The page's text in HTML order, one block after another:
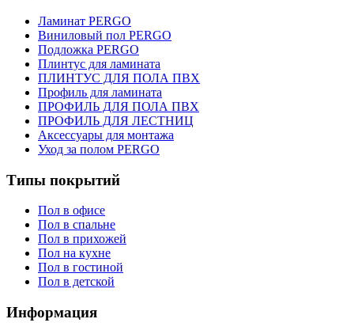
Ламинат PERGO
Виниловый пол PERGO
Подложка PERGO
Плинтус для ламината
ПЛИНТУС ДЛЯ ПОЛА ПВХ
Профиль для ламината
ПРОФИЛЬ ДЛЯ ПОЛА ПВХ
ПРОФИЛЬ ДЛЯ ЛЕСТНИЦ
Аксессуары для монтажа
Уход за полом PERGO
Типы покрытий
Пол в офисе
Пол в спальне
Пол в прихожей
Пол на кухне
Пол в гостиной
Пол в детской
Информация